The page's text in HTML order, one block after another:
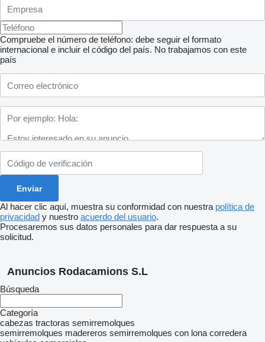
Compruebe el número de teléfono: debe seguir el formato
internacional e incluir el código del país. No trabajamos con este
país
Al hacer clic aquí, muestra su conformidad con nuestra política de
privacidad y nuestro acuerdo del usuario.
Procesaremos sus datos personales para dar respuesta a su
solicitud.
Anuncios Rodacamions S.L
Búsqueda
Categoría
cabezas tractoras semirremolques
semirremolques madereros semirremolques con lona corredera